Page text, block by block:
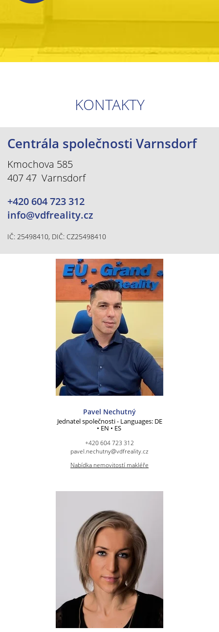
KONTAKTY
Centrála společnosti Varnsdorf
Kmochova 585
407 47 Varnsdorf
+420 604 723 312
info@vdfreality.cz
IČ: 25498410, DIČ: CZ25498410
Pavel Nechutný
Jednatel společnosti - Languages: DE
• EN • ES
+420 604 723 312
pavel.nechutny@vdfreality.cz
Nabídka nemovitostí makléře